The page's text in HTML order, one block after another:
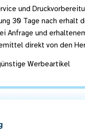
und
30 Tage nach erhalt
Anfrage und
direkt von den
Werbeartikel